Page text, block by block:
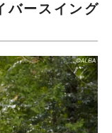
ースイング